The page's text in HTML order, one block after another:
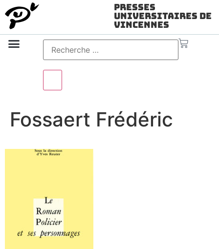
Presses
Universitaires de
Vincennes
Fossaert Frédéric